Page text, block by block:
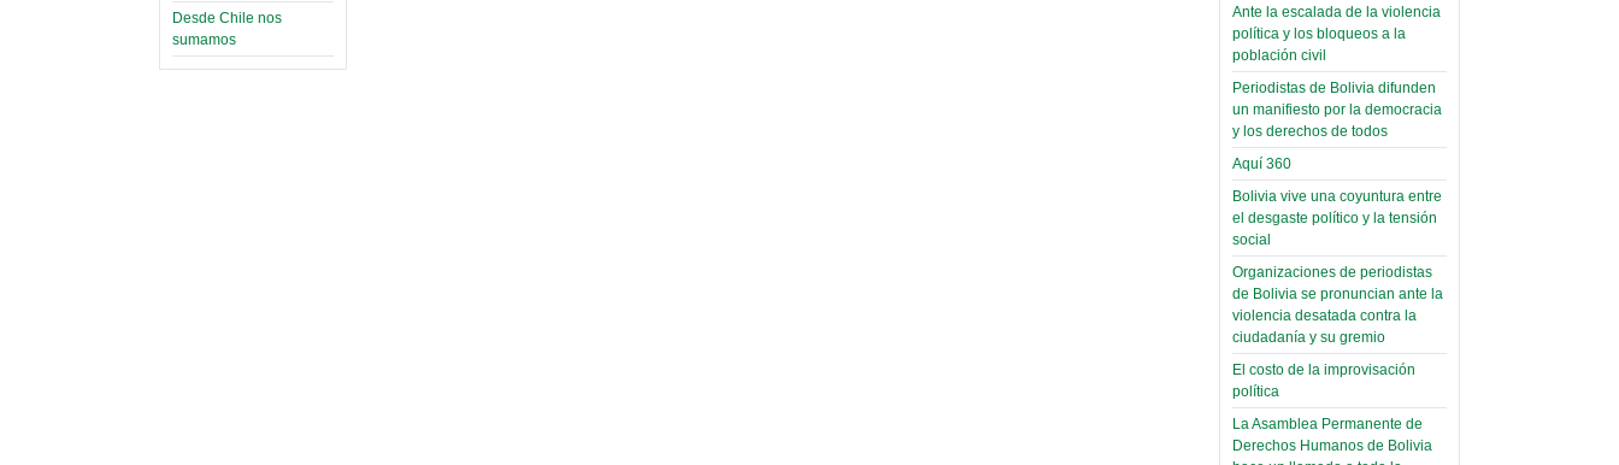
Desde Chile nos
sumamos
Domingo, 12 Mayo 2019
Read more...
Ante la escalada de la violencia
política y los bloqueos a la
población civil
Periodistas de Bolivia difunden
un manifiesto por la democracia
y los derechos de todos
Aquí 360
Bolivia vive una coyuntura entre
el desgaste político y la tensión
social
Organizaciones de periodistas
de Bolivia se pronuncian ante la
violencia desatada contra la
ciudadanía y su gremio
El costo de la improvisación
política
La Asamblea Permanente de
Derechos Humanos de Bolivia